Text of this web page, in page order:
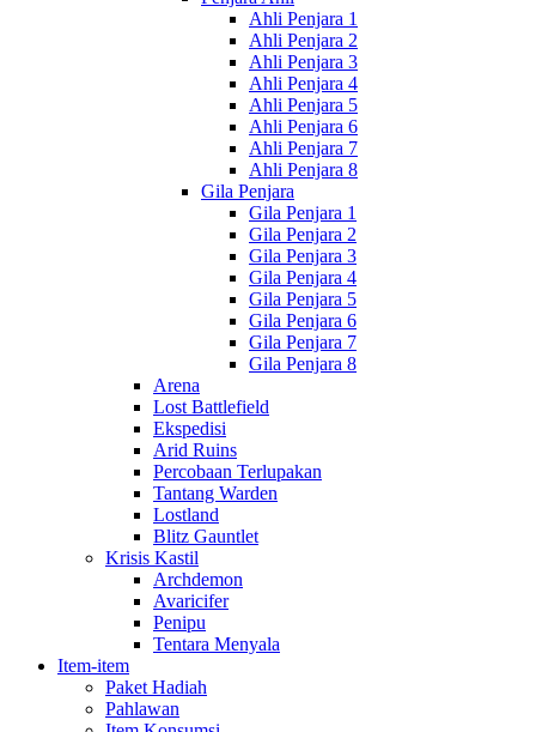
Ahli Penjara 1
Ahli Penjara 2
Ahli Penjara 3
Ahli Penjara 4
Ahli Penjara 5
Ahli Penjara 6
Ahli Penjara 7
Ahli Penjara 8
Gila Penjara
Gila Penjara 1
Gila Penjara 2
Gila Penjara 3
Gila Penjara 4
Gila Penjara 5
Gila Penjara 6
Gila Penjara 7
Gila Penjara 8
Arena
Lost Battlefield
Ekspedisi
Arid Ruins
Percobaan Terlupakan
Tantang Warden
Lostland
Blitz Gauntlet
Krisis Kastil
Archdemon
Avaricifer
Penipu
Tentara Menyala
Item-item
Paket Hadiah
Pahlawan